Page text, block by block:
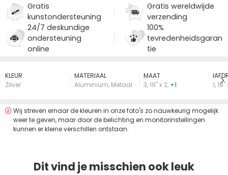
Gratis
kunstondersteuning
Gratis wereldwijde
verzending
24/7 deskundige
ondersteuning
online
100%
tevredenheidsgaran
tie
KLEUR
Zilver
MATERIAAL
Aluminium,Metaal
MAAT
3,19'' x 2, +1
1,18''
Wij streven ernaar de kleuren in onze foto's zo nauwkeurig mogelijk
weer te geven, maar door de belichting en monitorinstellingen
kunnen er kleine verschillen ontstaan.
Dit vind je misschien ook leuk